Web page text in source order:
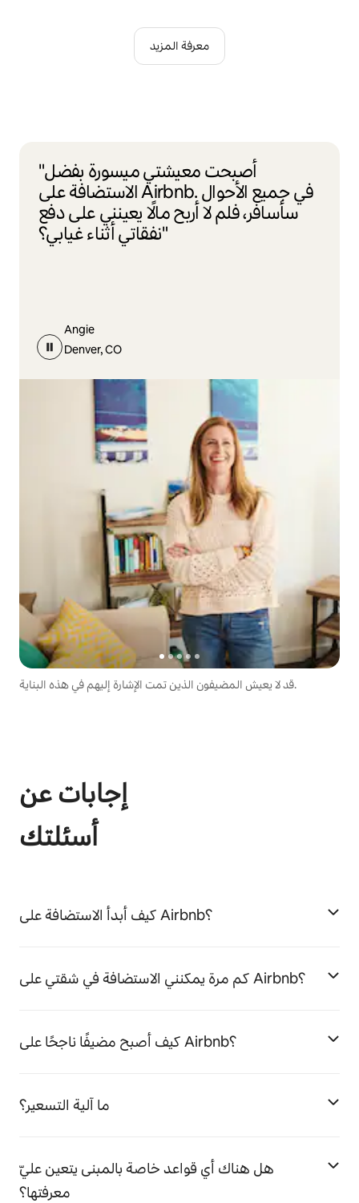
معرفة المزيد
"أصبحت معيشتي ميسورة بفضل
الاستضافة على Airbnb. في جميع الأحوال
سأسافر، فلم لا أربح مالًا يعينني على دفع
نفقاتي أثناء غيابي؟"
Angie
Denver, CO
قد لا يعيش المضيفون الذين تمت الإشارة إليهم في هذه البناية.
إجابات عن
أسئلتك
كيف أبدأ الاستضافة على Airbnb؟
كم مرة يمكنني الاستضافة في شقتي على Airbnb؟
كيف أصبح مضيفًا ناجحًا على Airbnb؟
ما آلية التسعير؟
هل هناك أي قواعد خاصة بالمبنى يتعين عليّ
معرفتها؟